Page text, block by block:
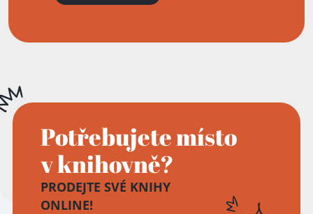
Potřebujete místo
v knihovně?
PRODEJTE SVÉ KNIHY
ONLINE!